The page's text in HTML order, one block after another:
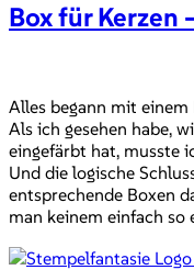
Box für Kerzen
Alles begann mit
Als ich gesehen habe,
eingefärbt hat, musste
Und die logische
entsprechende Boxen
man keinem einfach